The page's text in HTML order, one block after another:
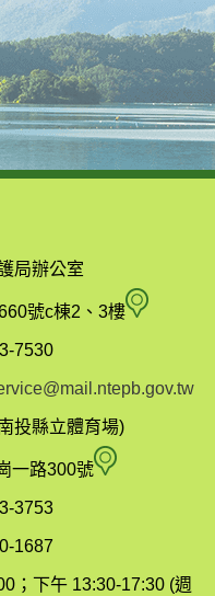
局辦公室
號c棟2、3樓 南
縣
保
7530
投縣立體育場)
一路300號 空
染
3753
1687
；下午 13:30-17:30 (週